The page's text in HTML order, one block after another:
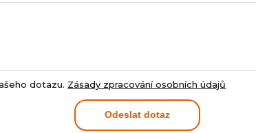
dotazu. Zásady zpracování osobních údajů
Odeslat dotaz